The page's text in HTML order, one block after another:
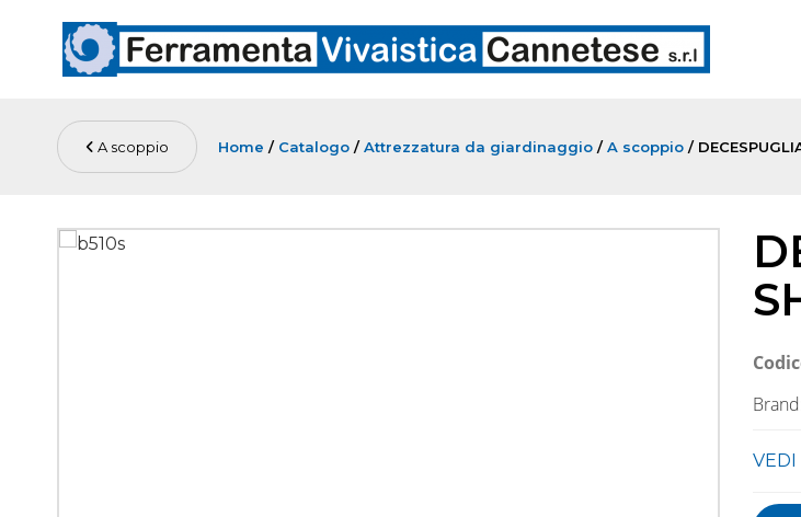
A scoppio Home / Catalogo /Attrezzatura da giardinaggio /A scoppio /
VEDI